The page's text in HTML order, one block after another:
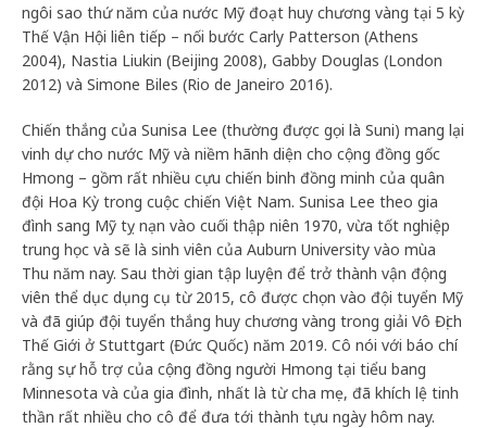
ngôi sao thứ năm của nước Mỹ đoạt huy chương vàng tại 5 kỳ
Thế Vận Hội liên tiếp – nối bước Carly Patterson (Athens
2004), Nastia Liukin (Beijing 2008), Gabby Douglas (London
2012) và Simone Biles (Rio de Janeiro 2016).
Chiến thắng của Sunisa Lee (thường được gọi là Suni) mang lại
vinh dự cho nước Mỹ và niềm hãnh diện cho cộng đồng gốc
Hmong – gồm rất nhiều cựu chiến binh đồng minh của quân
đội Hoa Kỳ trong cuộc chiến Việt Nam. Sunisa Lee theo gia
đình sang Mỹ tỵ nạn vào cuối thập niên 1970, vừa tốt nghiệp
trung học và sẽ là sinh viên của Auburn University vào mùa
Thu năm nay. Sau thời gian tập luyện để trở thành vận động
viên thể dục dụng cụ từ 2015, cô được chọn vào đội tuyển Mỹ
và đã giúp đội tuyển thắng huy chương vàng trong giải Vô Địch
Thế Giới ở Stuttgart (Đức Quốc) năm 2019. Cô nói với báo chí
rằng sự hỗ trợ của cộng đồng người Hmong tại tiểu bang
Minnesota và của gia đình, nhất là từ cha mẹ, đã khích lệ tinh
thần rất nhiều cho cô để đưa tới thành tựu ngày hôm nay.